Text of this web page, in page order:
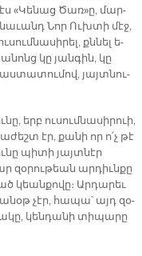
«Կե­նաց Ծառ»ը, մար­
Նոր Ուխ­տի մէջ,
քննել ե­
ա­նոնց կը յան­գին, կը
յայտ­նու­
երբ ու­սում­նա­սի­րուի,
էր, քա­նի որ ո՛չ թէ
պի­տի յայտ­նէր
զօ­րու­թեան ար­դիւն­քը
կեան­քո­վը։ Ար­դա­րեւ
չէր, հա­պա՝ այդ զօ­
կեն­դա­նի տի­պա­րը